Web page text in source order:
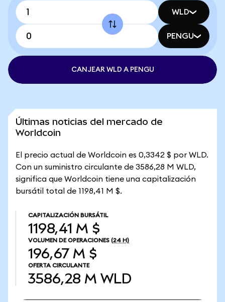
WLD
PENGU
CANJEAR WLD A PENGU
Últimas noticias del mercado de
Worldcoin
El precio actual de Worldcoin es 0,3342 $ por WLD.
Con un suministro circulante de 3586,28 M WLD,
significa que Worldcoin tiene una capitalización
bursátil total de 1198,41 M $.
CAPITALIZACIÓN BURSÁTIL
1198,41 M $
VOLUMEN DE OPERACIONES (24 H)
196,67 M $
OFERTA CIRCULANTE
3586,28 M WLD